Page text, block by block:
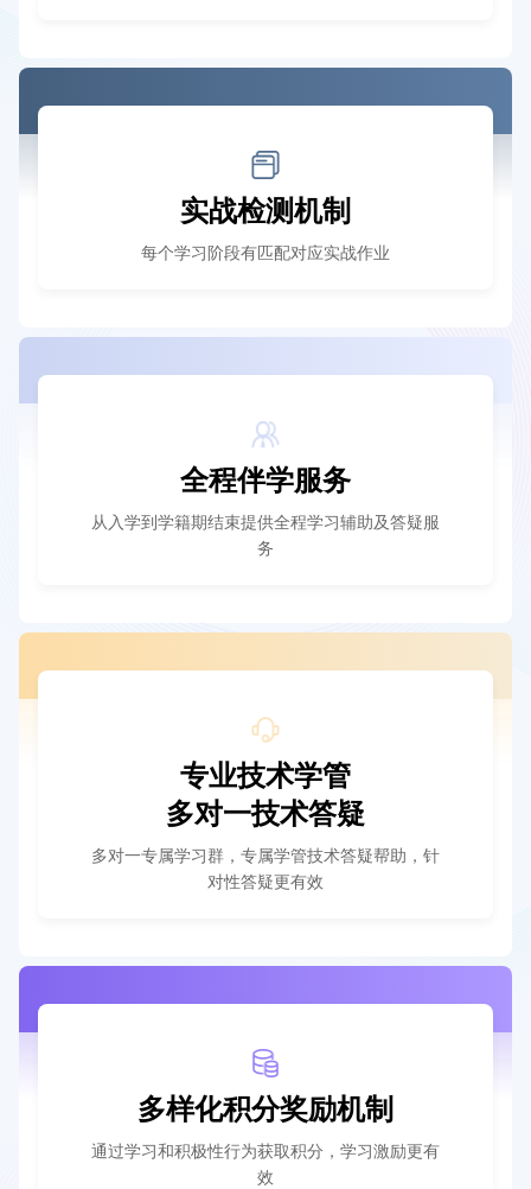
实战检测机制
每个学习阶段有匹配对应实战作业
全程伴学服务
从入学到学籍期结束提供全程学习辅助及答疑服
务
专业技术学管
多对一技术答疑
多对一专属学习群，专属学管技术答疑帮助，针
对性答疑更有效
多样化积分奖励机制
通过学习和积极性行为获取积分，学习激励更有
效